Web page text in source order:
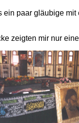
paar gläubige
zeigten mir nur